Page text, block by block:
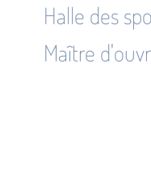
Halle des
Maître